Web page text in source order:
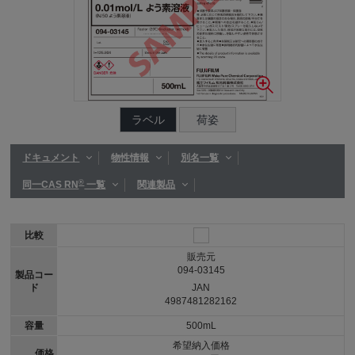
ラベル 荷姿
ドキュメント 物性情報 別名一覧
同一CAS RN®一覧 関連製品
比較
製品コー
ド
容量
販売元
094-03145
JAN
4987481282162
500mL
希望納入価格